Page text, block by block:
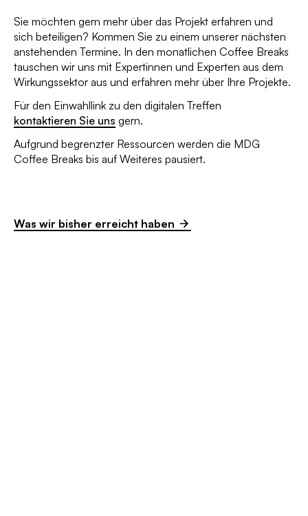
Sie möchten gern mehr über das Projekt erfahren und
sich beteiligen? Kommen Sie zu einem unserer nächsten
anstehenden Termine. In den monatlichen Coffee Breaks
tauschen wir uns mit Expertinnen und Experten aus dem
Wirkungssektor aus und erfahren mehr über Ihre Projekte.
Für den Einwahllink zu den digitalen Treffen
kontaktieren Sie uns gern.
Aufgrund begrenzter Ressourcen werden die MDG
Coffee Breaks bis auf Weiteres pausiert.
Was wir bisher erreicht haben